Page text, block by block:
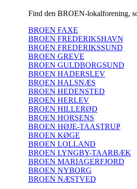
Find den BROEN-lokalforening,
BROEN FAXE
BROEN FREDERIKSHAVN
BROEN FREDERIKSSUND
BROEN GREVE
BROEN GULDBORGSUND
BROEN HADERSLEV
BROEN HALSNÆS
BROEN HEDENSTED
BROEN HERLEV
BROEN HILLERØD
BROEN HORSENS
BROEN HØJE-TAASTRUP
BROEN KØGE
BROEN LOLLAND
BROEN LYNGBY-TAARBÆK
BROEN MARIAGERFJORD
BROEN NYBORG
BROEN NÆSTVED